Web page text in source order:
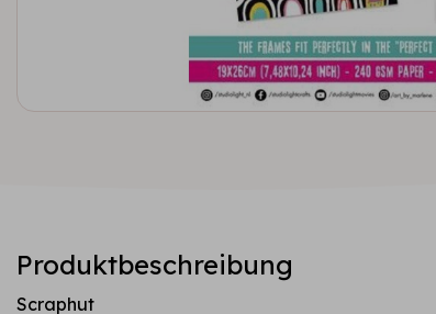
Produktbeschreibung
Scraphut